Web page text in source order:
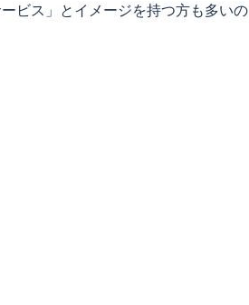
ビス」とイメージを持つ方も多いの